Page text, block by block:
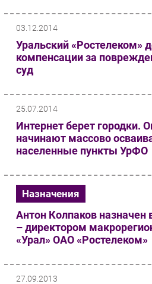
РАЗДЕЛЫ
Новости
Проекты
IT класс
Каталог компаний
03.12.2014
Уральский «Ростелеком»
компенсации за
суд
25.07.2014
Интернет берет городки.
начинают массово
населенные пункты УрФО
Назначения
Антон Колпаков назначен
– директором
«Урал» ОАО «Ростелеком»
27.09.2013